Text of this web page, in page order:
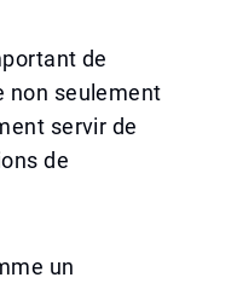
de
non seulement
servir de
de
un